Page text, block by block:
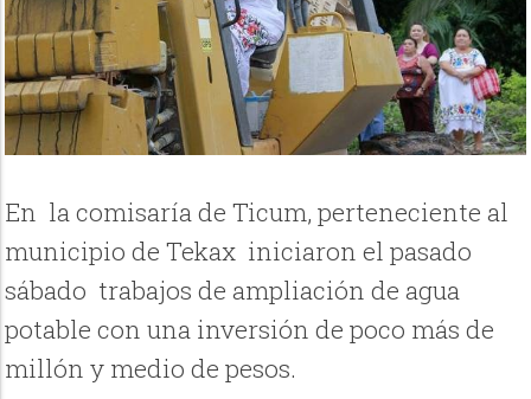
En la comisaría de Ticum, perteneciente al
municipio de Tekax iniciaron el pasado
sábado trabajos de ampliación de agua
potable con una inversión de poco más de
millón y medio de pesos.